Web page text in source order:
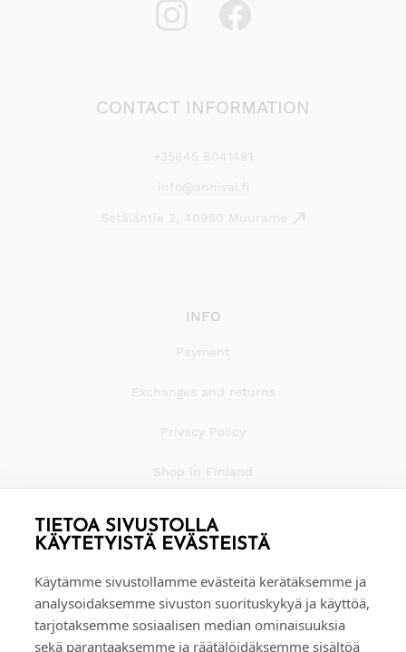
TIETOA SIVUSTOLLA
KÄYTETYISTÄ EVÄSTEISTÄ
Käytämme sivustollamme evästeitä kerätäksemme ja
analysoidaksemme sivuston suorituskykyä ja käyttöä,
tarjotaksemme sosiaalisen median ominaisuuksia
sekä parantaaksemme ja räätälöidäksemme sisältöä
CONTACT INFORMATION
+35845 8041481
info@annival.fi
Setäläntie 2, 40950 Muurame
INFO
Payment
Exchanges and returns
Privacy Policy
Shop in Finland